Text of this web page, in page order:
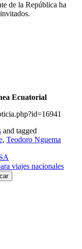
de la República ha
Ecuatorial
and tagged
, Teodoro Nguema
viajes nacionales